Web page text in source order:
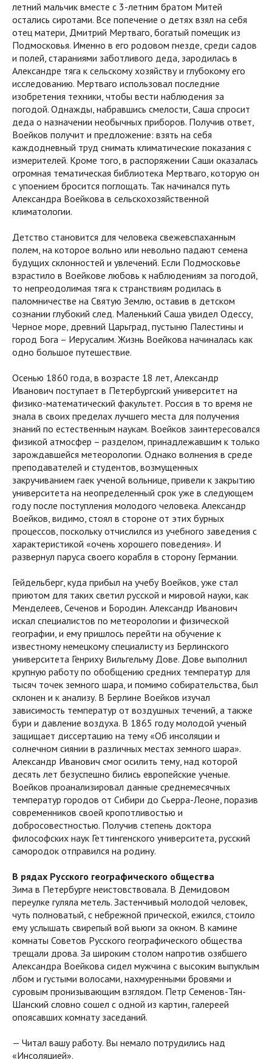
летний мальчик вместе с 3-летним братом Митей
остались сиротами. Все попечение о детях взял на себя
отец матери, Дмитрий Мертваго, богатый помещик из
Подмосковья. Именно в его родовом гнезде, среди садов
и полей, стараниями заботливого деда, зародилась в
Александре тяга к сельскому хозяйству и глубокому его
исследованию. Мертваго использовал последние
изобретения техники, чтобы вести наблюдения за
погодой. Однажды, набравшись смелости, Саша спросит
деда о назначении необычных приборов. Получив ответ,
Воейков получит и предложение: взять на себя
каждодневный труд снимать климатические показания с
измерителей. Кроме того, в распоряжении Саши оказалась
огромная тематическая библиотека Мертваго, которую он
с упоением бросится поглощать. Так начинался путь
Александра Воейкова в сельскохозяйственной
климатологии.
Детство становится для человека свежевспаханным
полем, на которое вольно или невольно падают семена
будущих склонностей и увлечений. Если Подмосковье
взрастило в Воейкове любовь к наблюдениям за погодой,
то непреодолимая тяга к странствиям родилась в
паломничестве на Святую Землю, оставив в детском
сознании глубокий след. Маленький Саша увидел Одессу,
Черное море, древний Царьград, пустыню Палестины и
город Бога – Иерусалим. Жизнь Воейкова начиналась как
одно большое путешествие.
Осенью 1860 года, в возрасте 18 лет, Александр
Иванович поступает в Петербургский университет на
физико-математический факультет. Россия в то время не
знала в своих пределах лучшего места для получения
знаний по естественным наукам. Воейков заинтересовался
физикой атмосфер – разделом, принадлежавшим к только
зарождавшейся метеорологии. Однако волнения в среде
преподавателей и студентов, возмущенных
закручиванием гаек ученой вольнице, привели к закрытию
университета на неопределенный срок уже в следующем
году после поступления молодого человека. Александр
Воейков, видимо, стоял в стороне от этих бурных
процессов, поскольку отчислился из учебного заведения с
характеристикой «очень хорошего поведения». И
развернул паруса своего корабля в сторону Германии.
Гейдельберг, куда прибыл на учебу Воейков, уже стал
приютом для таких светил русской и мировой науки, как
Менделеев, Сеченов и Бородин. Александр Иванович
искал специалистов по метеорологии и физической
географии, и ему пришлось перейти на обучение к
известному немецкому специалисту из Берлинского
университета Генриху Вильгельму Дове. Дове выполнил
крупную работу по обобщению средних температур для
тысяч точек земного шара, и помимо собирательства, был
склонен и к анализу. В Берлине Воейков изучал
зависимость температур от воздушных течений, а также
бури и давление воздуха. В 1865 году молодой ученый
защищает диссертацию на тему «Об инсоляции и
солнечном сиянии в различных местах земного шара».
Александр Иванович смог осилить тему, над которой
десять лет безуспешно бились европейские ученые.
Воейков проанализировал данные среднемесячных
температур городов от Сибири до Сьерра-Леоне, поразив
современников своей кропотливостью и
добросовестностью. Получив степень доктора
философских наук Геттингенского университета, русский
самородок отправился на родину.
В рядах Русского географического общества
Зима в Петербурге неистовствовала. В Демидовом
переулке гуляла метель. Застенчивый молодой человек,
чуть полноватый, с небрежной прической, ежился, стоило
ему услышать свирепый вой вьюги за окном. В камине
комнаты Советов Русского географического общества
трещали дрова. За широким столом напротив озябшего
Александра Воейкова сидел мужчина с высоким выпуклым
лбом и густыми волосами, нахмуренными бровями и
суровым пронизывающим взглядом. Петр Семенов-Тян-
Шанский словно сошел с одной из картин, галереей
опоясавших комнату заседаний.
— Читал вашу работу. Вы немало потрудились над
«Инсоляцией».